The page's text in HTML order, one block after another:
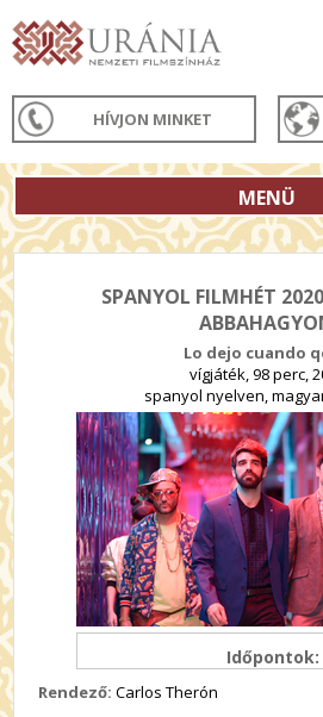
HÍVJON MINKET
MENÜ
SPANYOL FILMHÉT
Lo dejo cuando
vígjáték, 98 perc,
spanyol nyelven,
Időpontok:
Rendező: Carlos Therón